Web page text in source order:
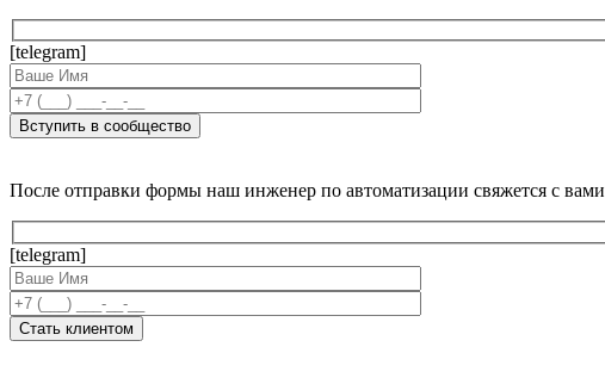
[telegram]
После отправки формы наш инженер по автоматизации свяжется с вами
[telegram]